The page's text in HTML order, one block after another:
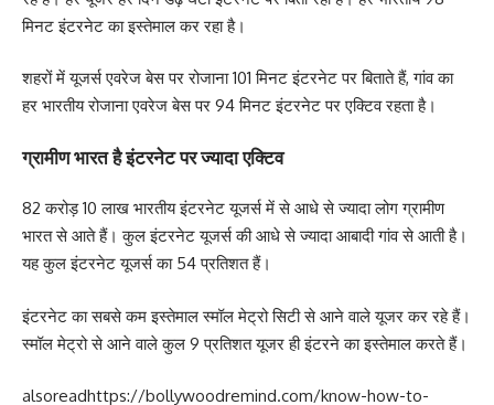
मिनट इंटरनेट का इस्तेमाल कर रहा है।
शहरों में यूजर्स एवरेज बेस पर रोजाना 101 मिनट इंटरनेट पर बिताते हैं, गांव का
हर भारतीय रोजाना एवरेज बेस पर 94 मिनट इंटरनेट पर एक्टिव रहता है।
ग्रामीण भारत है इंटरनेट पर ज्यादा एक्टिव
82 करोड़ 10 लाख भारतीय इंटरनेट यूजर्स में से आधे से ज्यादा लोग ग्रामीण
भारत से आते हैं। कुल इंटरनेट यूजर्स की आधे से ज्यादा आबादी गांव से आती है।
यह कुल इंटरनेट यूजर्स का 54 प्रतिशत हैं।
इंटरनेट का सबसे कम इस्तेमाल स्मॉल मेट्रो सिटी से आने वाले यूजर कर रहे हैं।
स्मॉल मेट्रो से आने वाले कुल 9 प्रतिशत यूजर ही इंटरने का इस्तेमाल करते हैं।
alsoreadhttps://bollywoodremind.com/know-how-to-